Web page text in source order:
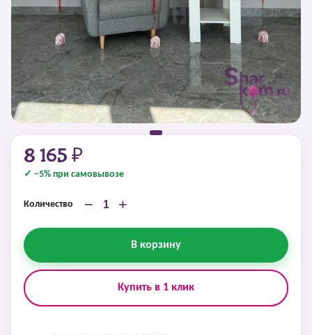
8 165 ₽
✓ −5% при самовывозе
Количество − +
В корзину
Купить в 1 клик